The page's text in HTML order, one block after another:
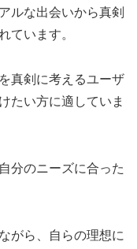
ルな出会いから真剣
ています。
真剣に考えるユーザ
たい方に適していま
分のニーズに合った
がら、自らの理想に